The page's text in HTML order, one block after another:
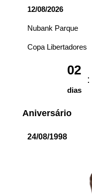
12/08/2026
Nubank Parque
Copa Libertadores
02
dias
Aniversário
24/08/1998